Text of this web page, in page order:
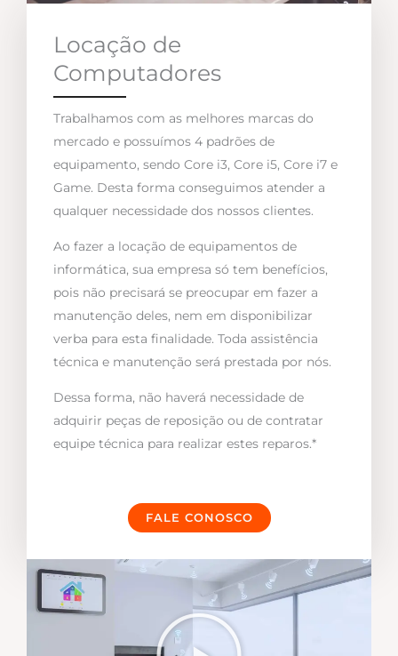
Locação de
Computadores
Trabalhamos com as melhores marcas do
mercado e possuímos 4 padrões de
equipamento, sendo Core i3, Core i5, Core i7 e
Game. Desta forma conseguimos atender a
qualquer necessidade dos nossos clientes.
Ao fazer a locação de equipamentos de
informática, sua empresa só tem benefícios,
pois não precisará se preocupar em fazer a
manutenção deles, nem em disponibilizar
verba para esta finalidade. Toda assistência
técnica e manutenção será prestada por nós.
Dessa forma, não haverá necessidade de
adquirir peças de reposição ou de contratar
equipe técnica para realizar estes reparos.*
FALE CONOSCO